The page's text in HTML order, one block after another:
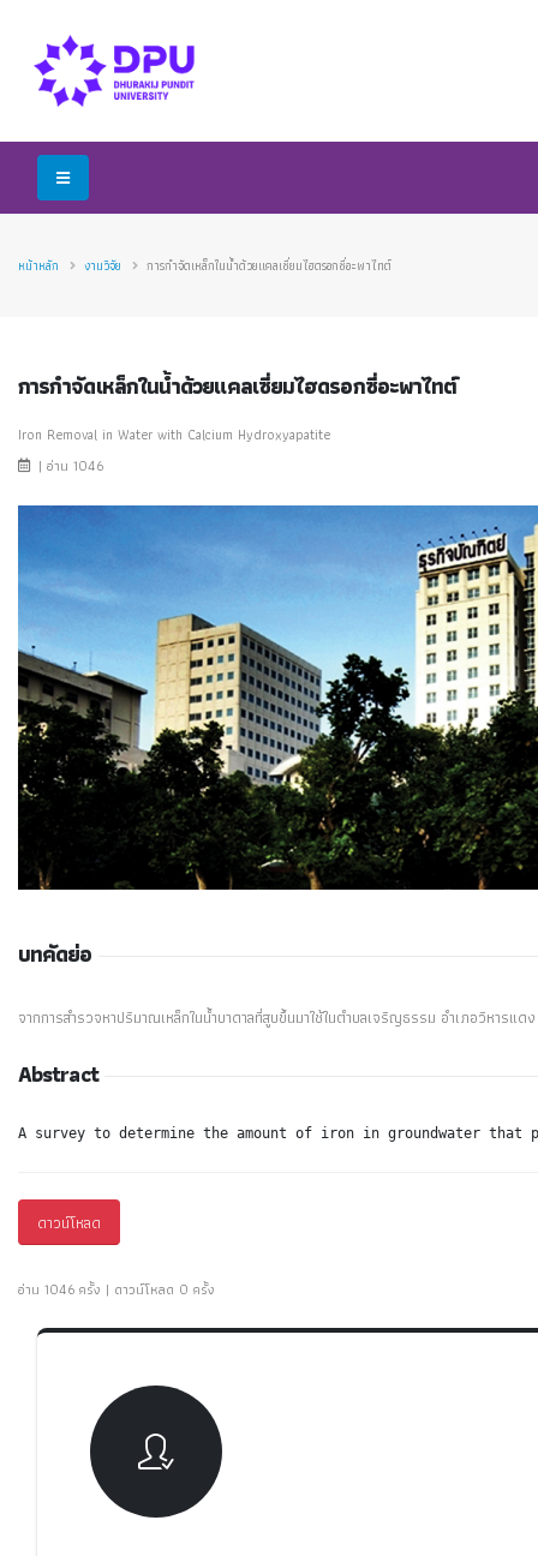
หน้าหลัก งานวิจัย การกำจัดเหล็กในน้ำด้วยแคลเซี่ยมไฮดรอกซี่อะพาไทต์
การกำจัดเหล็กในน้ำด้วยแคลเซี่ยมไฮดรอกซี่อะพาไทต์
Iron Removal in Water with Calcium Hydroxyapatite
| อ่าน 1046
บทคัดย่อ
จากการสำรวจหาปริมาณเหล็กในน้ำบาดาลที่สูบขึ้นมาใช้ในตำบลเจริญธรรม อำเภอวิหาร
Abstract
A survey to determine the amount of iron in groundwater
ดาวน์โหลด
อ่าน 1046 ครั้ง | ดาวน์โหลด 0 ครั้ง